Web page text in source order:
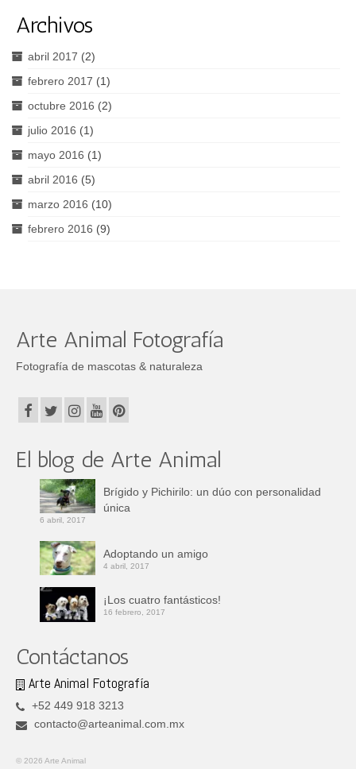
Archivos
abril 2017 (2)
febrero 2017 (1)
octubre 2016 (2)
julio 2016 (1)
mayo 2016 (1)
abril 2016 (5)
marzo 2016 (10)
febrero 2016 (9)
Arte Animal Fotografía
Fotografía de mascotas & naturaleza
El blog de Arte Animal
Brígido y Pichirilo: un dúo con personalidad
única
6 abril, 2017
Adoptando un amigo
4 abril, 2017
¡Los cuatro fantásticos!
16 febrero, 2017
Contáctanos
Arte Animal Fotografía
+52 449 918 3213
contacto@arteanimal.com.mx
© 2026 Arte Animal